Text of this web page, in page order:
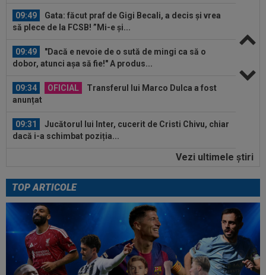
09:49
Gata: făcut praf de Gigi Becali, a decis și vrea
să plece de la FCSB! ”Mi-e și...
09:49
"Dacă e nevoie de o sută de mingi ca să o
dobor, atunci așa să fie!" A produs...
09:34 OFICIAL
Transferul lui Marco Dulca a fost
anunțat
09:31
Jucătorul lui Inter, cucerit de Cristi Chivu, chiar
dacă i-a schimbat poziția...
Cristi Balaj a văzut UTA - Rapid și a
10:11
”Au vrut să-l omoare pe Messi”. Starul
argentinian, vizat de un atentat cu...
10:05
Ce veste pentru Jose Mourinho: Real Madrid a
găsit înlocuitor, după ce Rodri a...
10:05 VIDEO
Concordia Chiajna - FC Bihor, 11:00,
Vezi ultimele ştiri
TOP ARTICOLE